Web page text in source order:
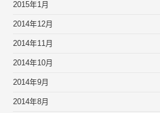
2015年1月
2014年12月
2014年11月
2014年10月
2014年9月
2014年8月